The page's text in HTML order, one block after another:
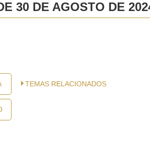
30 DE AGOSTO DE
TEMAS RELACIONADOS